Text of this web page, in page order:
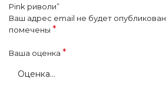
Pink риволи”
Ваш адрес email не будет опубликован.
помечены *
Ваша оценка *